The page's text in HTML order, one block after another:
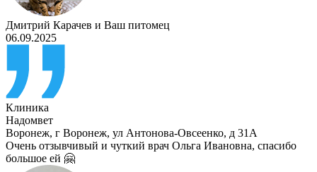
Дмитрий Карачев и Ваш питомец
06.09.2025
Клиника
Надомвет
Воронеж, г Воронеж, ул Антонова-Овсеенко, д 31А
Очень отзывчивый и чуткий врач Ольга Ивановна, спасибо
большое ей 🤗